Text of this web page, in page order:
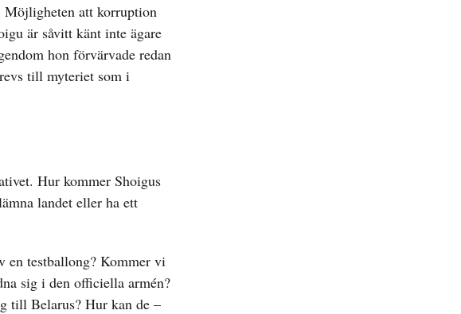
Möjligheten att korruption
är såvitt känt inte ägare
hon förvärvade redan
till myteriet som i
Hur kommer Shoigus
landet eller ha ett
en testballong? Kommer vi
sig i den officiella armén?
till Belarus? Hur kan de –